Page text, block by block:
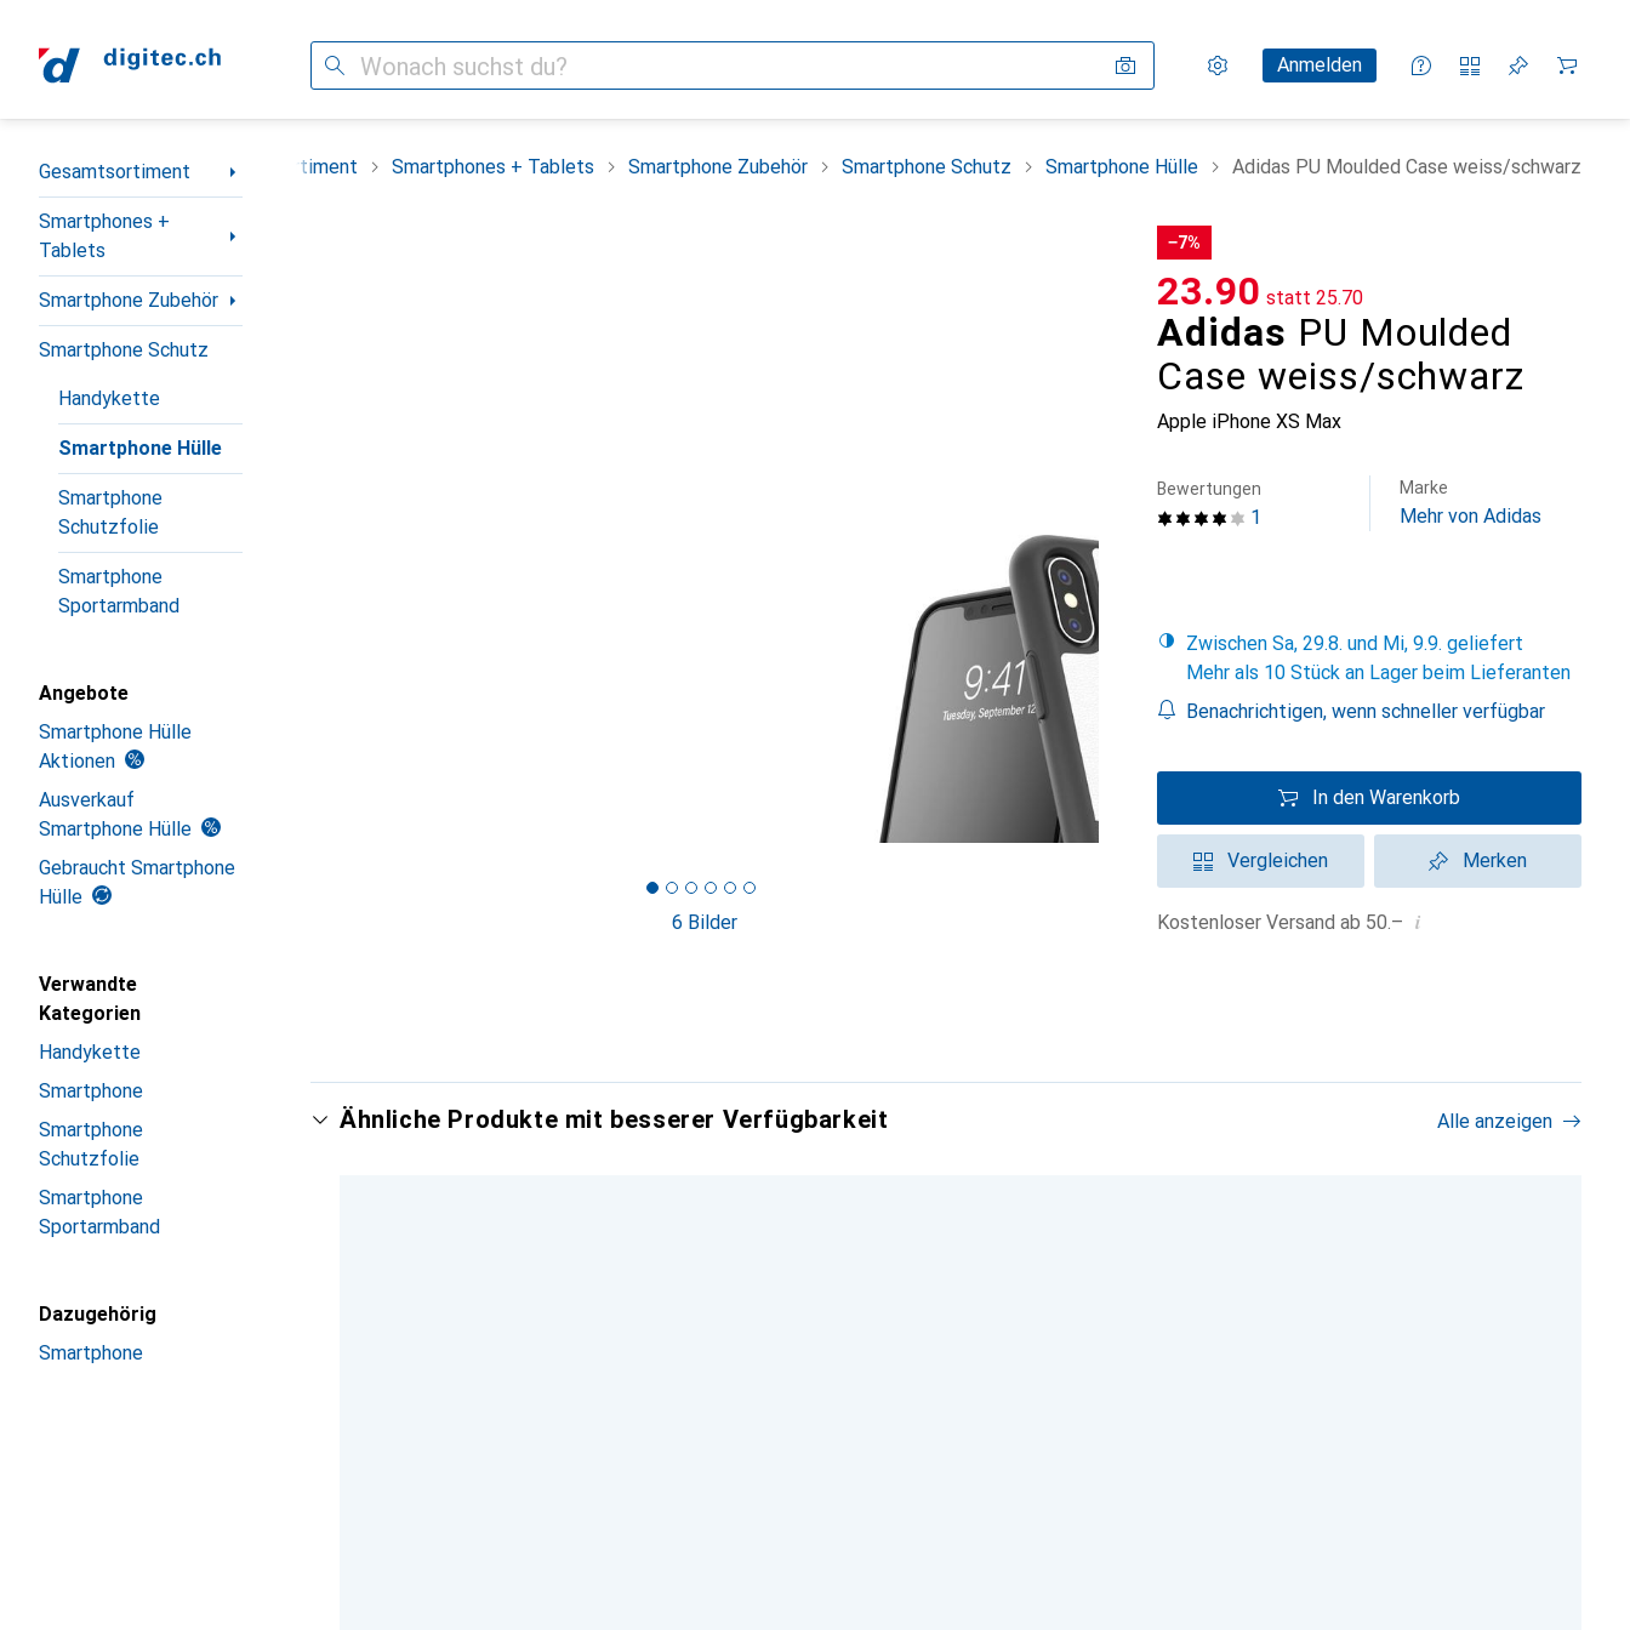
Suche Einstellungen
KundenkontoAnmelden
Vergleichslisten
Merklisten
Warenkorb
Navigation nach Kategorien
Gesamtsortiment
Smartphones +
Tablets
Smartphone Zubehör
Smartphone Schutz
Handykette
Smartphone Hülle
Smartphone
Schutzfolie
Smartphone
Sportarmband
Angebote
Smartphone Hülle
Aktionen
Ausverkauf
Smartphone Hülle
Gebraucht Smartphone
Hülle
Verwandte
Kategorien
Handykette
Smartphone
Smartphone
Schutzfolie
Smartphone
Sportarmband
Dazugehörig
Smartphone
Gesamtsortiment Smartphones + Tablets Smartphone Zubehör Smartphone Schutz Smartphone Hülle Adidas PU Moulded Case weiss/schwarz
6 Bilder
−7%
Adidas PU Moulded
Case weiss/schwarz
Apple iPhone XS Max
CHF
23.90 statt CHF
25.70
1
Bewertungen Marke
Mehr von Adidas
Zwischen Sa, 29.8. und Mi, 9.9. geliefert
Mehr als 10 Stück an Lager beim Lieferanten
Benachrichtigen, wenn schneller verfügbar
In den Warenkorb
Vergleichen Merken
Kostenloser Versand ab 50.– i
Ähnliche Produkte mit besserer Verfügbarkeit Alle anzeigen